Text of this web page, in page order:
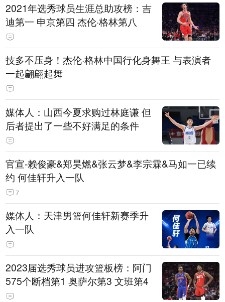
2021年选秀球员生涯总助攻榜：吉
迪第一 申京第四 杰伦·格林第八
技多不压身！杰伦·格林中国行化身舞王 与表演者
一起翩翩起舞
媒体人：山西今夏求购过林庭谦 但
后者提出了一些不好满足的条件
官宣-赖俊豪&郑昊燃&张云梦&李宗霖&马如一已续
约 何佳轩升入一队
7
媒体人：天津男篮何佳轩新赛季升
入一队
2023届选秀球员进攻篮板榜：阿门
575个断档第1 奥萨尔第3 文班第4